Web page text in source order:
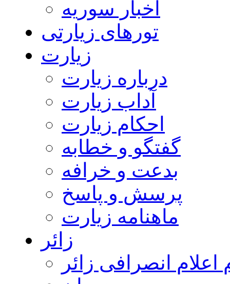
اخبار سوریه
تورهای زیارتی
زیارت
درباره زیارت
آداب زیارت
احکام زیارت
گفتگو و خطابه
بدعت و خرافه
پرسش و پاسخ
ماهنامه زیارت
زائر
اعلام انصرافی زائر